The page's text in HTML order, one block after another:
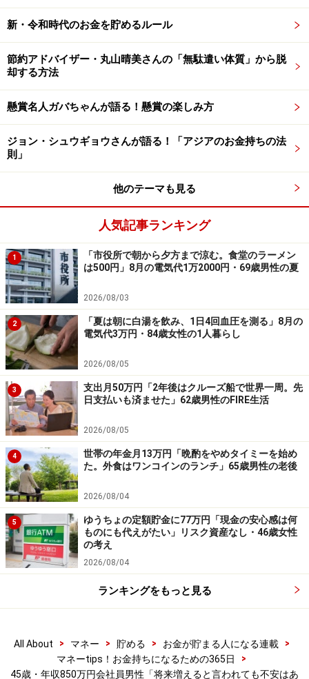
「長いスパンで考えて（株価は）必ず上がっていくと確
信している」。だからこそ「再投資型を選択している」
と語られていました。
45歳・年収850万円正社員男性の思う積立
投資のメリットや新NISAのプランは？
たえを実感でき、『自分でも投資で運用益が出せるの
だ』という自信が身に付きました」とコメント。
いっぽうで、「最近はゲーム感覚でやっており、株の相
場などを気にしてしまい、寝ている時も、目が覚めると
アメリカ株を見るなど、少し夢中になり過ぎている」と
投資のことが頭から離れない様子。
また「日々の生活を犠牲にしてでも、積立投資に注ぎ込
んでしまうので、生活が豊かになった感覚がない」と、
関わり方によってはデメリットもあるといいます。
新NISAについては、「投資額の枠を増やしたいと考えて
います。まだまだ投資の初心者でもありますので、個別
銘柄ではなく、投資信託一択でいきます」と語られてい
ました。
※皆さんの投資エピソードを募集中です。エピソードの
採用でもれなくAmazonギフト券3000円分プレゼント
積立投資に関するエピソードの応募はこちらから
投資の成功体験エピソードの応募は
ーーーーーーーーーーーーーーーー
※エピソードは投稿者の当時のものです。現在とはサー
ビスや金額などの情報が異なることがございます
新・令和時代のお金を貯めるルール
節約アドバイザー・丸山晴美さんの「無駄遣い体質」から脱
却する方法
懸賞名人ガバちゃんが語る！懸賞の楽しみ方
ジョン・シュウギョウさんが語る！「アジアのお金持ちの法
則」
他のテーマも見る
人気記事ランキング
1
「市役所で朝から夕方まで涼む。食堂のラーメン
は500円」8月の電気代1万2000円・69歳男性の夏
2026/08/03
2
「夏は朝に白湯を飲み、1日4回血圧を測る」8月の
電気代3万円・84歳女性の1人暮らし
2026/08/05
3
支出月50万円「2年後はクルーズ船で世界一周。先
日支払いも済ませた」62歳男性のFIRE生活
2026/08/05
4
世帯の年金月13万円「晩酌をやめタイミーを始め
た。外食はワンコインのランチ」65歳男性の老後
2026/08/04
5
ゆうちょの定額貯金に77万円「現金の安心感は何
ものにも代えがたい」リスク資産なし・46歳女性
の考え
2026/08/04
ランキングをもっと見る
All About > マネー > 貯める > お金が貯まる人になる連載
>
マネーtips！お金持ちになるための365日
>
45歳・年収850万円会社員男性「将来増えると言われても不安はあ